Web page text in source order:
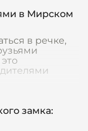
в Мирском
в речке,
замка: